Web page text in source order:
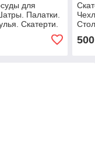
для
Палатки.
Скатерти.
Титан.
Арка
500